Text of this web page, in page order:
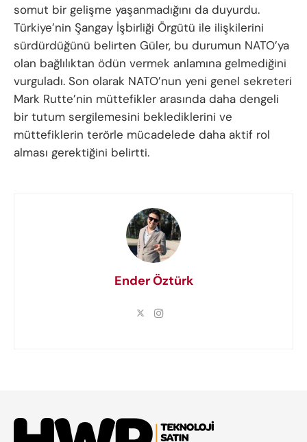
somut bir gelişme yaşanmadığını da duyurdu.
Türkiye’nin Şangay İşbirliği Örgütü ile ilişkilerini
sürdürdüğünü belirten Güler, bu durumun NATO’ya
olan bağlılıktan ödün vermek anlamına gelmediğini
vurguladı. Son olarak NATO’nun yeni genel sekreteri
Mark Rutte’nin müttefikler arasında daha dengeli
bir tutum sergilemesini beklediklerini ve
müttefiklerin terörle mücadelede daha aktif rol
alması gerektiğini belirtti.
Ender Öztürk